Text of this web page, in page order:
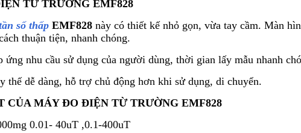
ỆN TỪ TRƯỜNG EMF828
số thấp EMF828 này có thiết kế nhỏ gọn, vừa tay cầm. Màn
ách thuận tiện, nhanh chóng.
ứng nhu cầu sử dụng của người dùng, thời gian lấy mẫu nhanh ch
thế dễ dàng, hỗ trợ chủ động hơn khi sử dụng, di chuyển.
CỦA MÁY ĐO ĐIỆN TỪ TRƯỜNG EMF828
0.01- 40uT ,0.1-400uT